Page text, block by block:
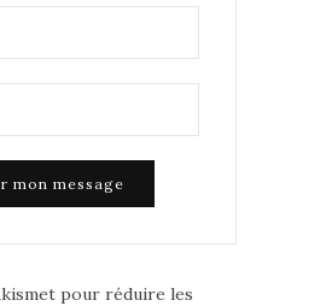
pour réduire les